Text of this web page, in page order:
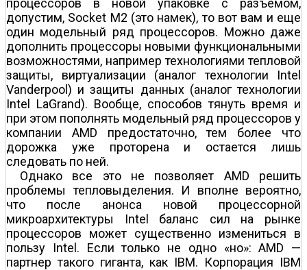
процессоров в новой упаковке с разъемом,
допустим, Socket M2 (это намек), то вот вам и еще
один модельный ряд процессоров. Можно даже
дополнить процессоры новыми функциональными
возможностями, например технологиями тепловой
защиты, виртуализации (аналог технологии Intel
Vanderpool) и защиты данных (аналог технологии
Intel LaGrand). Вообще, способов тянуть время и
при этом пополнять модельный ряд процессоров у
компании AMD предостаточно, тем более что
дорожка уже проторена и остается лишь
следовать по ней.
Однако все это не позволяет AMD решить
проблемы тепловыделения. И вполне вероятно,
что после анонса новой процессорной
микроархитектуры Intel баланс сил на рынке
процессоров может существенно измениться в
пользу Intel. Если только не одно «но»: AMD —
партнер такого гиганта, как IBM. Корпорация IBM